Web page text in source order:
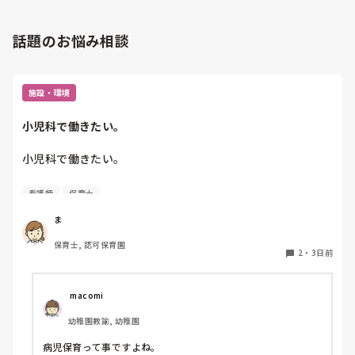
話題のお悩み相談
施設・環境
小児科で働きたい。
小児科で働きたい。
今は保育園勤務ですが、
本当は小児科で保育士として
働きたいです。
しかし、地方なのかそのような求人が
ほぼなく、ホームページなどもチェック
していますが見つかりません😭
もともと、看護師を目指していたのもあって、、
看護師 保育士
ま
保育士, 認可保育園
2 ・ 3日前
macomi
幼稚園教諭, 幼稚園
病児保育って事ですよね。